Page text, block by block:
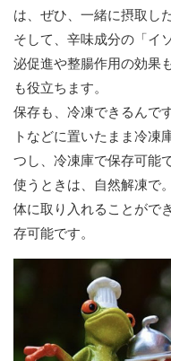
は、ぜひ、一緒に摂取し
そして、辛味成分の「イ
泌促進や整腸作用の効果
も役立ちます。
保存も、冷凍できるんで
トなどに置いたまま冷凍
つし、冷凍庫で保存可能で
使うときは、自然解凍で
体に取り入れることがで
存可能です。